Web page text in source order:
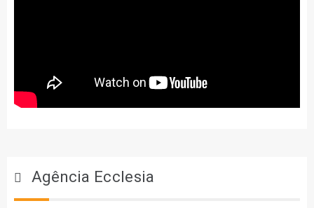
Agência Ecclesia